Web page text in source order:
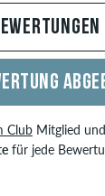
ClubMitglied
für jede